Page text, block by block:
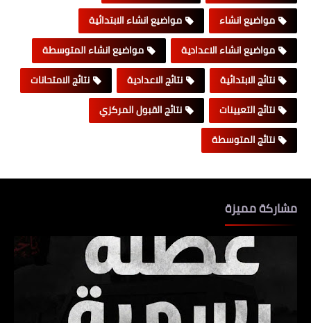
مواضيع انشاء
مواضيع انشاء الابتدائية
مواضيع انشاء الاعدادية
مواضيع انشاء المتوسطة
نتائج الابتدائية
نتائج الاعدادية
نتائج الامتحانات
نتائج التعيينات
نتائج القبول المركزي
نتائج المتوسطة
مشاركة مميزة